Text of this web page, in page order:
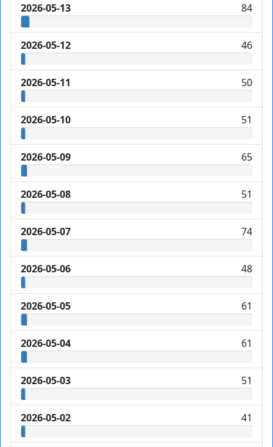
2026-05-13 84
2026-05-12 46
2026-05-11 50
2026-05-10 51
2026-05-09 65
2026-05-08 51
2026-05-07 74
2026-05-06 48
2026-05-05 61
2026-05-04 61
2026-05-03 51
2026-05-02 41